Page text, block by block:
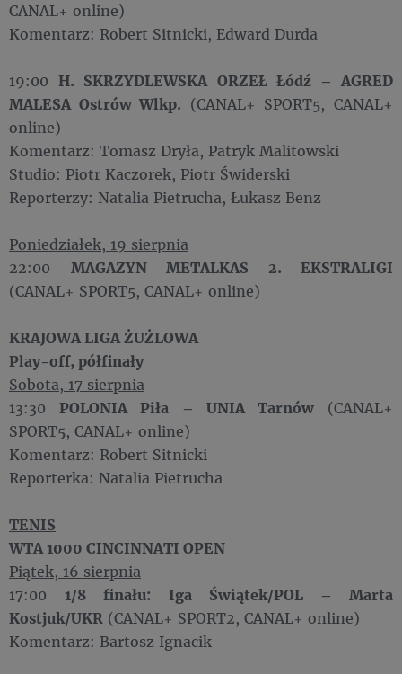
CANAL+ online)
Komentarz: Robert Sitnicki, Edward Durda
19:00H. SKRZYDLEWSKA ORZEŁ Łódź – AGRED
MALESA Ostrów Wlkp. (CANAL+ SPORT5, CANAL+
online)
Komentarz: Tomasz Dryła, Patryk Malitowski
Studio: Piotr Kaczorek, Piotr Świderski
Reporterzy: Natalia Pietrucha, Łukasz Benz
Poniedziałek, 19 sierpnia
22:00 MAGAZYN METALKAS 2. EKSTRALIGI
(CANAL+ SPORT5, CANAL+ online)
KRAJOWA LIGA ŻUŻLOWA
Play-off, półfinały
Sobota, 17 sierpnia
13:30POLONIA Piła – UNIA Tarnów(CANAL+
SPORT5, CANAL+ online)
Komentarz: Robert Sitnicki
Reporterka: Natalia Pietrucha
TENIS
WTA 1000 CINCINNATI OPEN
Piątek, 16 sierpnia
17:001/8 finału: Iga Świątek/POL – Marta
Kostjuk/UKR (CANAL+ SPORT2, CANAL+ online)
Komentarz: Bartosz Ignacik